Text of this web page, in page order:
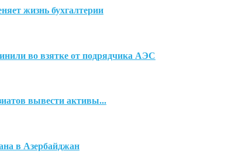
жизнь бухгалтерии
во взятке от подрядчика АЭС
вывести активы...
в Азербайджан